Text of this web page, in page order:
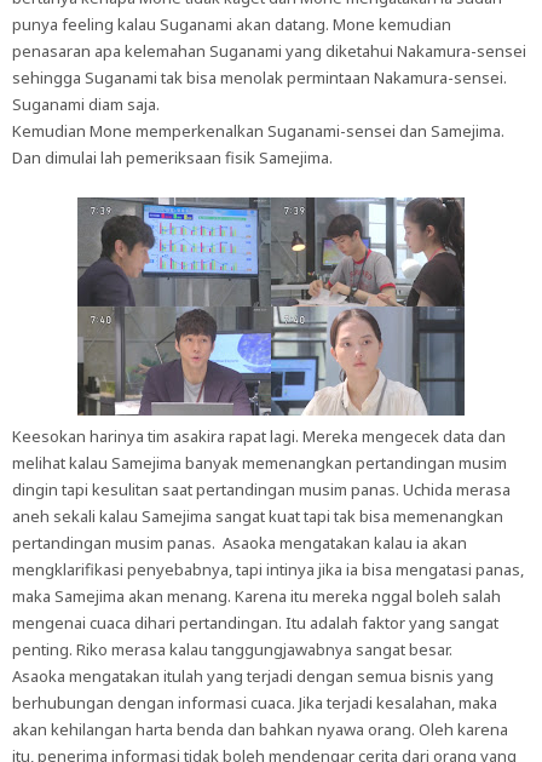
punya feeling kalau Suganami akan datang. Mone kemudian
penasaran apa kelemahan Suganami yang diketahui Nakamura-sensei
sehingga Suganami tak bisa menolak permintaan Nakamura-sensei.
Suganami diam saja.
Kemudian Mone memperkenalkan Suganami-sensei dan Samejima.
Dan dimulai lah pemeriksaan fisik Samejima.
Keesokan harinya tim asakira rapat lagi. Mereka mengecek data dan
melihat kalau Samejima banyak memenangkan pertandingan musim
dingin tapi kesulitan saat pertandingan musim panas. Uchida merasa
aneh sekali kalau Samejima sangat kuat tapi tak bisa memenangkan
pertandingan musim panas. Asaoka mengatakan kalau ia akan
mengklarifikasi penyebabnya, tapi intinya jika ia bisa mengatasi panas,
maka Samejima akan menang. Karena itu mereka nggal boleh salah
mengenai cuaca dihari pertandingan. Itu adalah faktor yang sangat
penting. Riko merasa kalau tanggungjawabnya sangat besar.
Asaoka mengatakan itulah yang terjadi dengan semua bisnis yang
berhubungan dengan informasi cuaca. Jika terjadi kesalahan, maka
akan kehilangan harta benda dan bahkan nyawa orang. Oleh karena
itu, penerima informasi tidak boleh mendengar cerita dari orang yang